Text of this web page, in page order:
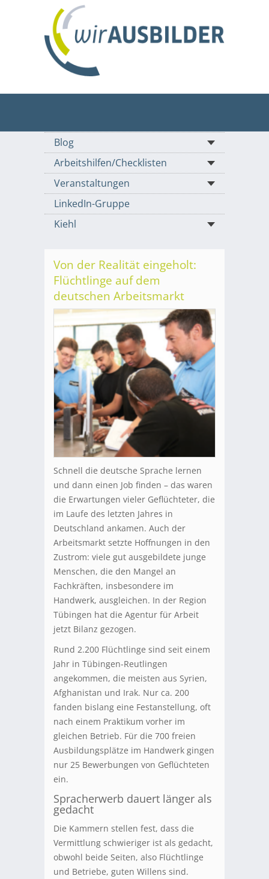
Blog
Arbeitshilfen/Checklisten
Veranstaltungen
LinkedIn-Gruppe
Kiehl
Von der Realität eingeholt:
Flüchtlinge auf dem
deutschen Arbeitsmarkt
Schnell die deutsche Sprache lernen
und dann einen Job finden – das waren
die Erwartungen vieler Geflüchteter, die
im Laufe des letzten Jahres in
Deutschland ankamen. Auch der
Arbeitsmarkt setzte Hoffnungen in den
Zustrom: viele gut ausgebildete junge
Menschen, die den Mangel an
Fachkräften, insbesondere im
Handwerk, ausgleichen. In der Region
Tübingen hat die Agentur für Arbeit
jetzt Bilanz gezogen.
Rund 2.200 Flüchtlinge sind seit einem
Jahr in Tübingen-Reutlingen
angekommen, die meisten aus Syrien,
Afghanistan und Irak. Nur ca. 200
fanden bislang eine Festanstellung, oft
nach einem Praktikum vorher im
gleichen Betrieb. Für die 700 freien
Ausbildungsplätze im Handwerk gingen
nur 25 Bewerbungen von Geflüchteten
ein.
Spracherwerb dauert länger als
gedacht
Die Kammern stellen fest, dass die
Vermittlung schwieriger ist als gedacht,
obwohl beide Seiten, also Flüchtlinge
und Betriebe, guten Willens sind.